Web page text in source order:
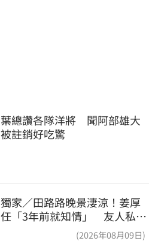
葉總讚各隊洋將　聞阿部雄大
被註銷好吃驚
獨家／田路路晚景淒涼！姜厚
任「3年前就知情」 友人私下
(2026年08月09日)